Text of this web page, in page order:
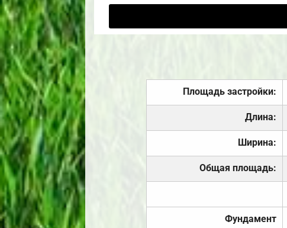
Площадь застройки:
Длина:
Ширина:
Общая площадь:
Фундамент